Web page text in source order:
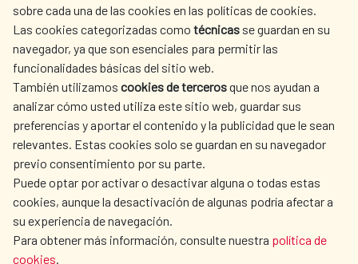
sobre cada una de las cookies en las políticas de cookies.
Las cookies categorizadas como técnicas se guardan en su
navegador, ya que son esenciales para permitir las
funcionalidades básicas del sitio web.
También utilizamos cookies de tercerosque nos ayudan a
analizar cómo usted utiliza este sitio web, guardar sus
preferencias y aportar el contenido y la publicidad que le sean
relevantes. Estas cookies solo se guardan en su navegador
previo consentimiento por su parte.
Puede optar por activar o desactivar alguna o todas estas
cookies, aunque la desactivación de algunas podría afectar a
su experiencia de navegación.
Para obtener más información, consulte nuestra política de
cookies.
AECID
WHERE DO WE COOPERATE?
SPANISH HUMANITARIAN
ACTION
PRESS ROOM
CULTURE AND SCIENCE LIBRARY
OUR SOCIAL MEDIA